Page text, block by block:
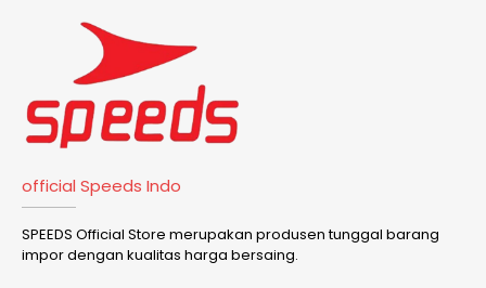
official Speeds Indo
SPEEDS Official Store merupakan produsen tunggal barang
impor dengan kualitas harga bersaing.